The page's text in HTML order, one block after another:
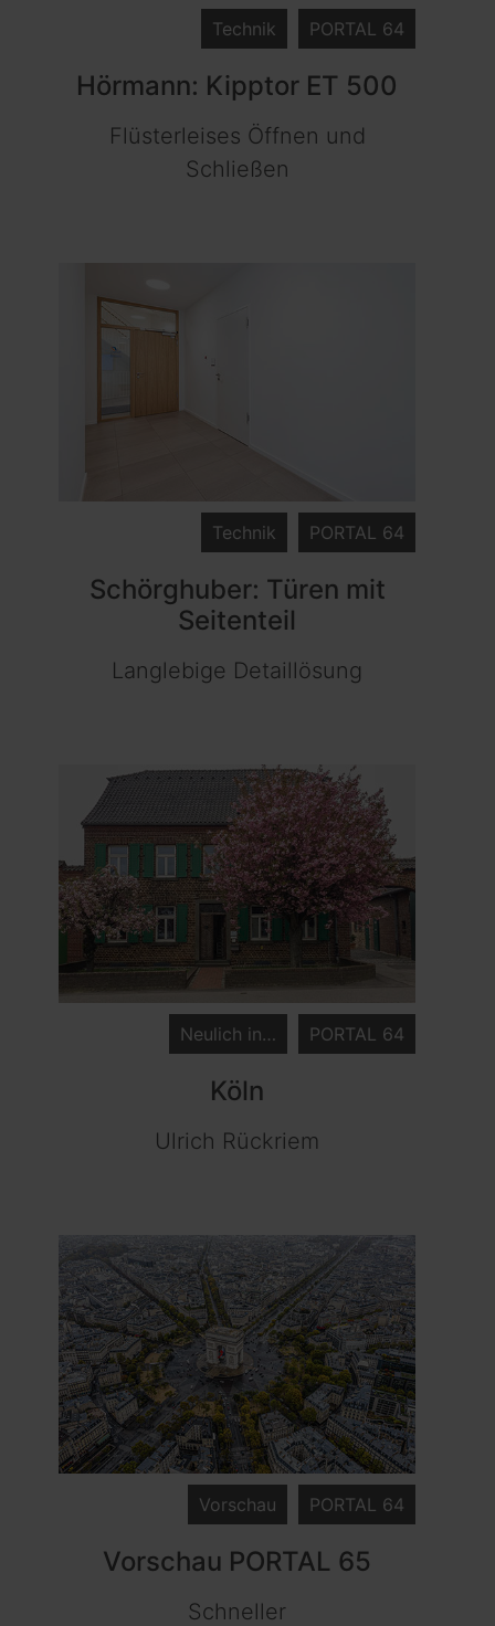
PORTAL 64
Technik
Hörmann: Kipptor ET 500
Flüsterleises Öffnen und
Schließen
PORTAL 64
Technik
Schörghuber: Türen mit
Seitenteil
Langlebige Detaillösung
PORTAL 64
Neulich in…
Köln
Ulrich Rückriem
PORTAL 64
Vorschau
Vorschau PORTAL 65
Schneller